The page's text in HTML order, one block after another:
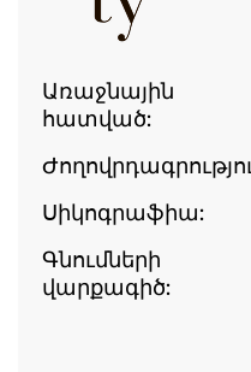
Առաջնային
հատված:
Սիկոգրաֆիա:
Գնումների
վարքագիծ: